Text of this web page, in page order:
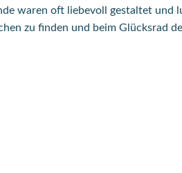
waren oft liebevoll gestaltet und
zu finden und beim Glücksrad